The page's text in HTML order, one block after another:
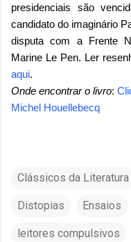
presidenciais são
candidato do imaginário
disputa com a Frente
Marine Le Pen. Ler
aqui.
Onde encontrar o livro:
Michel Houellebecq
Clássicos da Literatura
Distopias Ensaios
leitores compulsivos